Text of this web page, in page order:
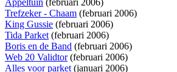
Appeltuin (februari 2006)
Trefzeker - Chaam (februari 2006)
King Gussie (februari 2006)
Tida Parket(februari 2006)
Boris en de Band (februari 2006)
Web 20 Validtor(februari 2006)
Alles voor parket(januari 2006)